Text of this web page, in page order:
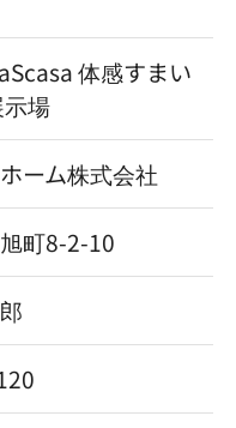
体感すまい
場
ーム株式会社
町8-2-10